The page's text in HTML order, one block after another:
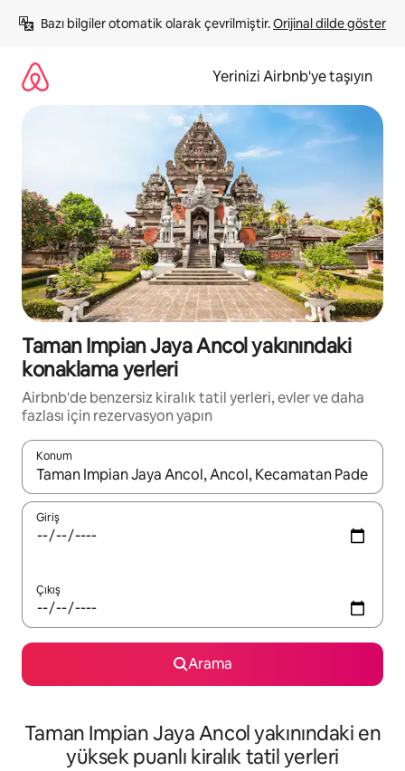
atla
Bazı bilgiler otomatik olarak çevrilmiştir. Orijinal dilde göster
Yerinizi Airbnb'ye taşıyın
Taman Impian Jaya Ancol yakınındaki
konaklama yerleri
Airbnb'de benzersiz kiralık tatil yerleri, evler ve daha
fazlası için rezervasyon yapın
Konum
Sonuçlar kullanılabilir olduğunda yukarı ve aşağı oklarıyla
Giriş
Çıkış
Arama
Taman Impian Jaya Ancol yakınındaki en
yüksek puanlı kiralık tatil yerleri